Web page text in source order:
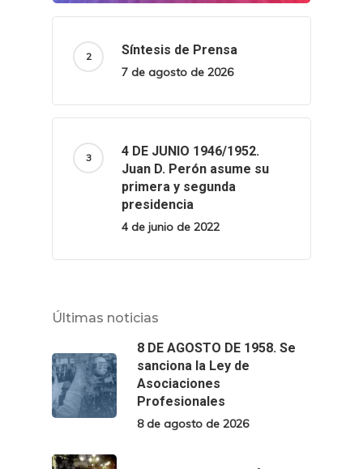
Síntesis de Prensa
7 de agosto de 2026
4 DE JUNIO 1946/1952.
Juan D. Perón asume su
primera y segunda
presidencia
4 de junio de 2022
Últimas noticias
8 DE AGOSTO DE 1958. Se
sanciona la Ley de
Asociaciones
Profesionales
8 de agosto de 2026